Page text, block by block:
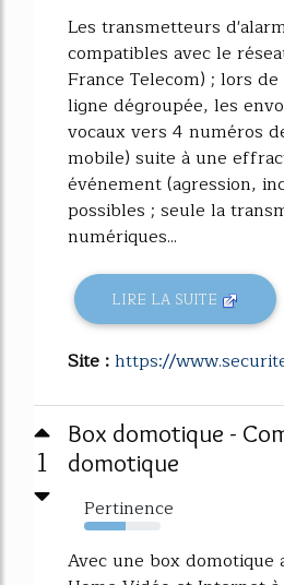
Les transmetteurs
compatibles avec le
France Telecom) ; lors
ligne dégroupée, les
vocaux vers 4 numéros
mobile) suite à une
événement (agression,
possibles ; seule la
numériques...
LIRE LA SUITE
Site :https://
1
Box domotique -
domotique
Pertinence
54%
Avec une box domotique